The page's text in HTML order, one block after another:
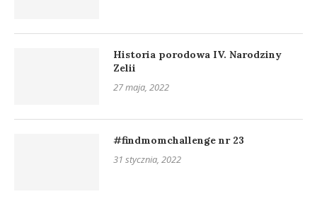
Historia porodowa IV. Narodziny
Zelii
27 maja, 2022
#findmomchallenge nr 23
31 stycznia, 2022